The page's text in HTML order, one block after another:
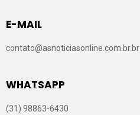
E-MAIL
contato@asnoticiasonline.com.br.br
WHATSAPP
(31) 98863-6430